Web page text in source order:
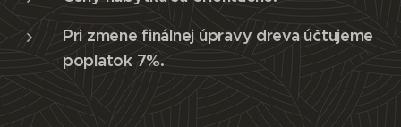
Pri zmene finálnej úpravy dreva účtujeme
poplatok 7%.